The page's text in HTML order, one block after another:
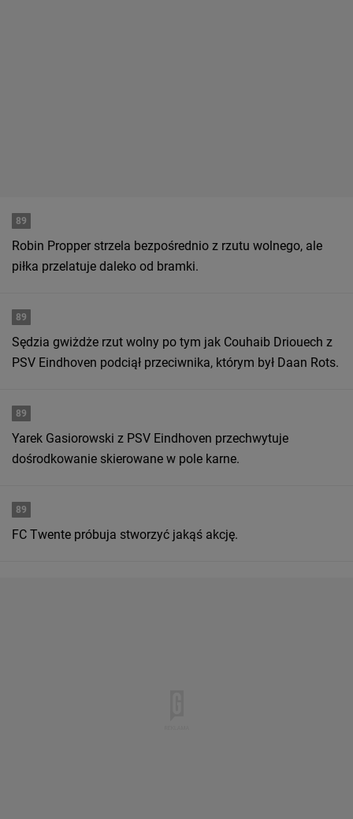
89
Robin Propper strzela bezpośrednio z rzutu wolnego, ale
piłka przelatuje daleko od bramki.
89
Sędzia gwiżdże rzut wolny po tym jak Couhaib Driouech z
PSV Eindhoven podciął przeciwnika, którym był Daan Rots.
89
Yarek Gasiorowski z PSV Eindhoven przechwytuje
dośrodkowanie skierowane w pole karne.
89
FC Twente próbuja stworzyć jakąś akcję.